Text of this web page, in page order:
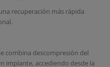
recuperación más rápida
combina descompresión del
implante, accediendo desde la